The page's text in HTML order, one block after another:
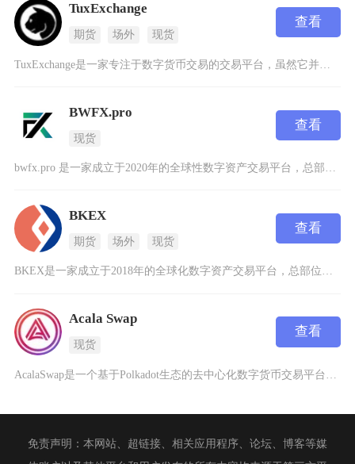
TuxExchange
期货 场外 现货
查看
BWFX.pro
现货
查看
BKEX
期货 场外 现货
查看
BKEX是一家成立于2018年的全球化数字资产交易平台，总部位于新加坡，致力于为全球用户提
Acala Swap
现货
查看
免责声明：本网站、超链接、相关应用程序、论坛、博客等媒